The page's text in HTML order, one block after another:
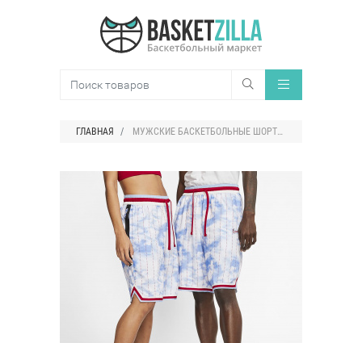
ГЛАВНАЯ МУЖСКИЕ БАСКЕТБОЛЬНЫЕ ШОРТЫ NIKE DRI-FIT DNA CITY EXPLORATION